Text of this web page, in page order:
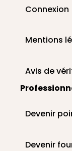
Connexion
Mentions
Avis de
Devenir
Devenir